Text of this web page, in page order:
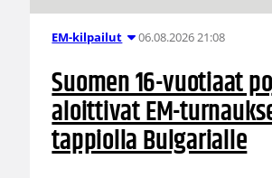
EM-kilpailut 06.08.2026 21:08
Suomen 16-vuotiaat
aloittivat EM-
tappiolla Bulgarialle